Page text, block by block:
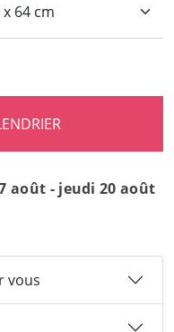
août - jeudi 20 août
vous